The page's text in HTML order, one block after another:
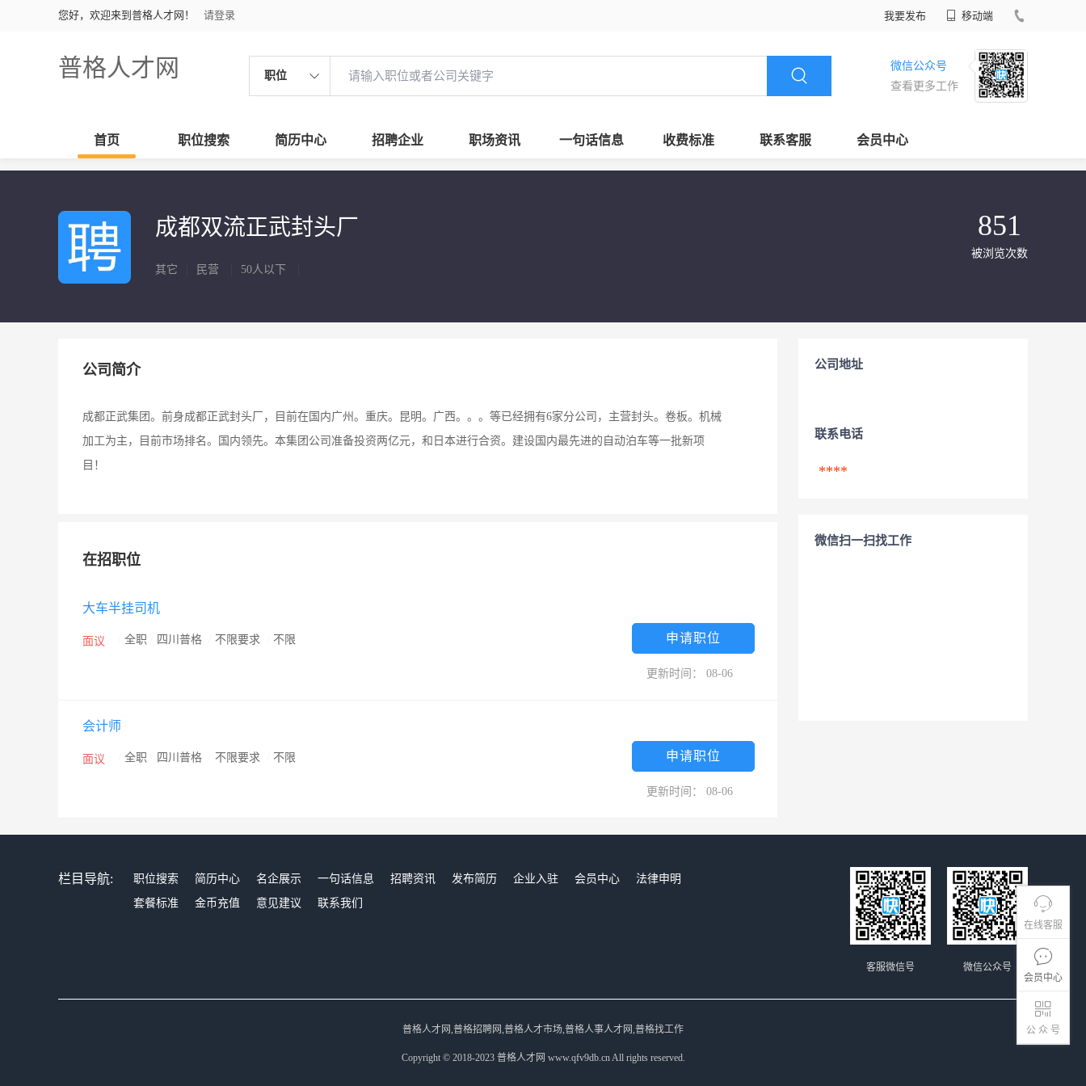
您好，欢迎来到普格人才网！ 请登录 我要发布 移动端
普格人才网 职位
微信公众号
查看更多工作
首页 职位搜索 简历中心 招聘企业 职场资讯 一句话信息 收费标准 联系客服 会员中心
在线客服
会员中心
公 众 号
成都双流正武封头厂
其它 民营 50人以下
851
被浏览次数
公司简介
成都正武集团。前身成都正武封头厂，目前在国内广州。重庆。昆明。广西。。。等已经拥有6家分公司，主营封头。卷板。机械
加工为主，目前市场排名。国内领先。本集团公司准备投资两亿元，和日本进行合资。建设国内最先进的自动泊车等一批新项
目！
在招职位
大车半挂司机
面议 全职 四川普格 不限要求 不限 申请职位
更新时间： 08-06
会计师
面议 全职 四川普格 不限要求 不限 申请职位
更新时间： 08-06
公司地址
联系电话
****
微信扫一扫找工作
栏目导航: 职位搜索 简历中心 名企展示 一句话信息 招聘资讯 发布简历 企业入驻 会员中心
法律申明
套餐标准
金币充值 意见建议 联系我们
微信公众号
客服微信号
普格人才网,普格招聘网,普格人才市场,普格人事人才网,普格找工作
Copyright © 2018-2023 普格人才网 www.qfv9db.cn All rights reserved.